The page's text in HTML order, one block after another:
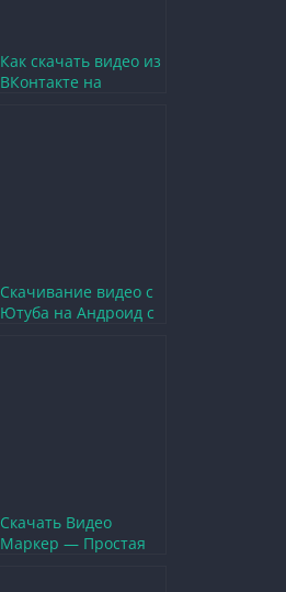
Как скачать видео из
ВКонтакте на
Скачивание видео с
Ютуба на Андроид с
Скачать Видео
Маркер — Простая